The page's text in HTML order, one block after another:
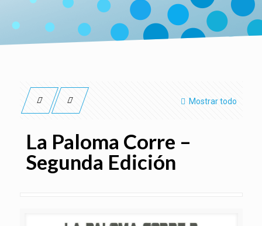
Mostrar todo
La Paloma Corre –
Segunda Edición